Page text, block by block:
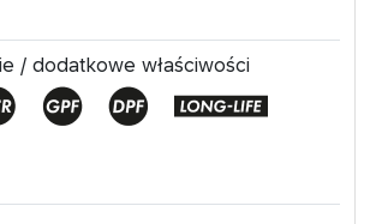
/ dodatkowe właściwości